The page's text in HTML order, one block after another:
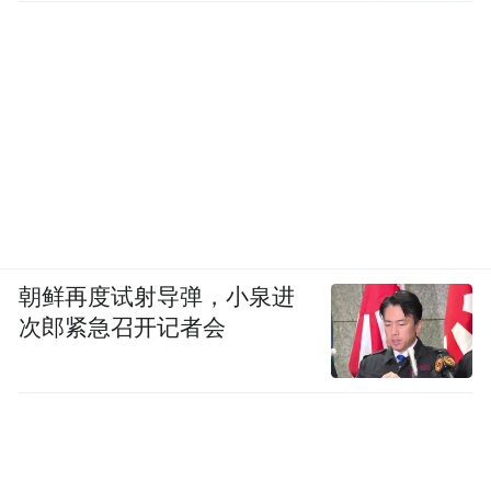
朝鲜再度试射导弹，小泉进
次郎紧急召开记者会